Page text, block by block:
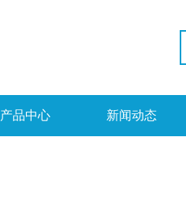
产品中心 新闻动态